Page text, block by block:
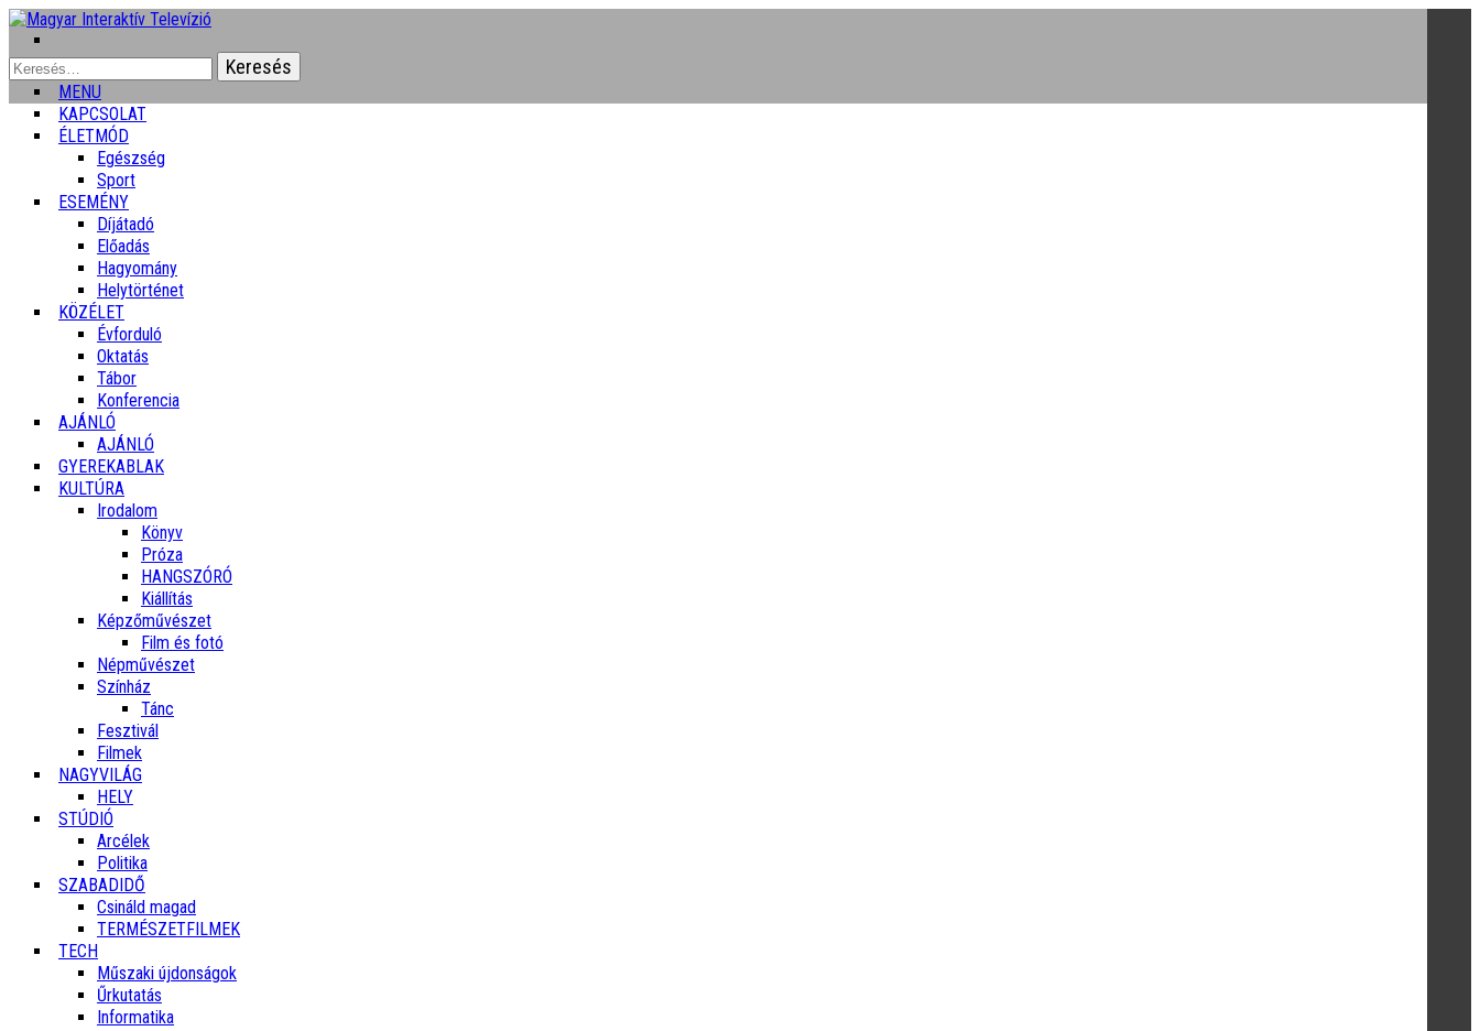
Keresés:
MENU
KAPCSOLAT
ÉLETMÓD
Egészség
Sport
ESEMÉNY
Díjátadó
Előadás
Hagyomány
Helytörténet
KÖZÉLET
Évforduló
Oktatás
Tábor
Konferencia
AJÁNLÓ
AJÁNLÓ
GYEREKABLAK
KULTÚRA
Irodalom
Könyv
Próza
HANGSZÓRÓ
Kiállítás
Képzőművészet
Film és fotó
Népművészet
Színház
Tánc
Fesztivál
Filmek
NAGYVILÁG
HELY
STÚDIÓ
Arcélek
Politika
SZABADIDŐ
Csináld magad
TERMÉSZETFILMEK
TECH
Műszaki újdonságok
Űrkutatás
Informatika